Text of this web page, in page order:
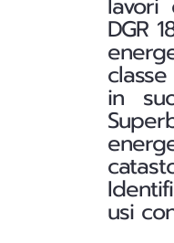
DGR
in
usi